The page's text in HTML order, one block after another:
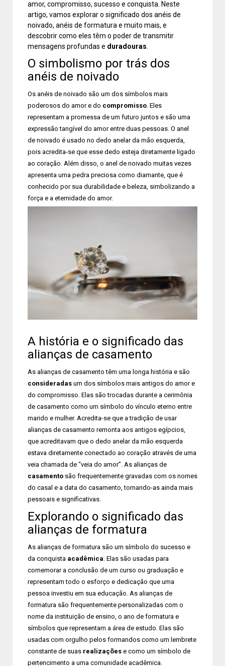
amor, compromisso, sucesso e conquista. Neste
artigo, vamos explorar o significado dos anéis de
noivado, anéis de formatura e muito mais, e
descobrir como eles têm o poder de transmitir
mensagens profundas e duradouras
O simbolismo por trás dos
anéis de noivado
Os anéis de noivado são um dos símbolos mais
poderosos do amor e do compromisso. Eles
representam a promessa de um futuro juntos e são uma
expressão tangível do amor entre duas pessoas. O anel
de noivado é usado no dedo anelar da mão esquerda,
pois acredita-se que esse dedo esteja diretamente ligado
ao coração. Além disso, o anel de noivado muitas vezes
apresenta uma pedra preciosa como diamante, que é
conhecido por sua durabilidade e beleza, simbolizando a
força e a eternidade do amor.
A história e o significado das
alianças de casamento
As alianças de casamento têm uma longa história e são
consideradas um dos símbolos mais antigos do amor e
do compromisso. Elas são trocadas durante a cerimônia
de casamento como um símbolo do vínculo eterno entre
marido e mulher. Acredita-se que a tradição de usar
alianças de casamento remonta aos antigos egípcios,
que acreditavam que o dedo anelar da mão esquerda
estava diretamente conectado ao coração através de uma
veia chamada de “veia do amor”. As alianças de
casamento são frequentemente gravadas com os nomes
do casal e a data do casamento, tornando-as ainda mais
pessoais e significativas.
Explorando o significado das
alianças de formatura
As alianças de formatura são um símbolo do sucesso e
da conquista acadêmica. Elas são usadas para
comemorar a conclusão de um curso ou graduação e
representam todo o esforço e dedicação que uma
pessoa investiu em sua educação. As alianças de
formatura são frequentemente personalizadas com o
nome da instituição de ensino, o ano de formatura e
símbolos que representam a área de estudo. Elas são
usadas com orgulho pelos formandos como um lembrete
constante de suas realizações e como um símbolo de
pertencimento a uma comunidade acadêmica.